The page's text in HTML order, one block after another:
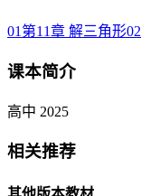
01 第11章 解三角形02
课本简介
高中 2025
相关推荐